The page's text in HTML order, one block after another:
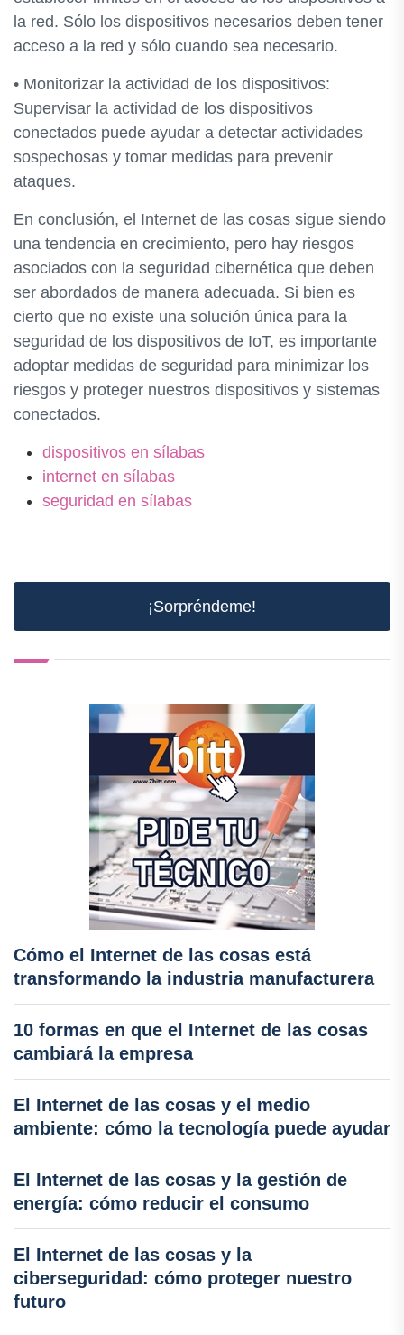
la red. Sólo los dispositivos necesarios deben tener
acceso a la red y sólo cuando sea necesario.
• Monitorizar la actividad de los dispositivos:
Supervisar la actividad de los dispositivos
conectados puede ayudar a detectar actividades
sospechosas y tomar medidas para prevenir
ataques.
En conclusión, el Internet de las cosas sigue siendo
una tendencia en crecimiento, pero hay riesgos
asociados con la seguridad cibernética que deben
ser abordados de manera adecuada. Si bien es
cierto que no existe una solución única para la
seguridad de los dispositivos de IoT, es importante
adoptar medidas de seguridad para minimizar los
riesgos y proteger nuestros dispositivos y sistemas
conectados.
dispositivos en sílabas
internet en sílabas
seguridad en sílabas
¡Sorpréndeme!
Cómo el Internet de las cosas está
transformando la industria manufacturera
10 formas en que el Internet de las cosas
cambiará la empresa
El Internet de las cosas y el medio
ambiente: cómo la tecnología puede ayudar
El Internet de las cosas y la gestión de
energía: cómo reducir el consumo
El Internet de las cosas y la
ciberseguridad: cómo proteger nuestro
futuro